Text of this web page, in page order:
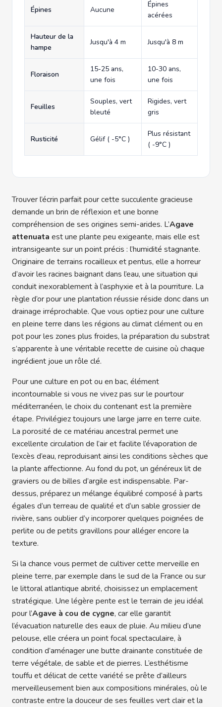
Épines Aucune
Épines
acérées
Hauteur de la
hampe
Jusqu'à 4 m Jusqu'à 8 m
Floraison
15-25 ans,
une fois
10-30 ans,
une fois
Feuilles
Souples, vert
bleuté
Rigides, vert
gris
Rusticité Gélif ( -5°C )
Plus résistant
( -9°C )
Trouver l’écrin parfait pour cette succulente gracieuse
demande un brin de réflexion et une bonne
compréhension de ses origines semi-arides. L’Agave
attenuata est une plante peu exigeante, mais elle est
intransigeante sur un point précis : l’humidité stagnante.
Originaire de terrains rocailleux et pentus, elle a horreur
d’avoir les racines baignant dans l’eau, une situation qui
conduit inexorablement à l’asphyxie et à la pourriture. La
règle d’or pour une plantation réussie réside donc dans un
drainage irréprochable. Que vous optiez pour une culture
en pleine terre dans les régions au climat clément ou en
pot pour les zones plus froides, la préparation du substrat
s’apparente à une véritable recette de cuisine où chaque
ingrédient joue un rôle clé.
Pour une culture en pot ou en bac, élément
incontournable si vous ne vivez pas sur le pourtour
méditerranéen, le choix du contenant est la première
étape. Privilégiez toujours une large jarre en terre cuite.
La porosité de ce matériau ancestral permet une
excellente circulation de l’air et facilite l’évaporation de
l’excès d’eau, reproduisant ainsi les conditions sèches que
la plante affectionne. Au fond du pot, un généreux lit de
graviers ou de billes d’argile est indispensable. Par-
dessus, préparez un mélange équilibré composé à parts
égales d’un terreau de qualité et d’un sable grossier de
rivière, sans oublier d’y incorporer quelques poignées de
perlite ou de petits gravillons pour alléger encore la
texture.
Si la chance vous permet de cultiver cette merveille en
pleine terre, par exemple dans le sud de la France ou sur
le littoral atlantique abrité, choisissez un emplacement
stratégique. Une légère pente est le terrain de jeu idéal
pour l’Agave à cou de cygne, car elle garantit
l’évacuation naturelle des eaux de pluie. Au milieu d’une
pelouse, elle créera un point focal spectaculaire, à
condition d’aménager une butte drainante constituée de
terre végétale, de sable et de pierres. L’esthétisme
touffu et délicat de cette variété se prête d’ailleurs
merveilleusement bien aux compositions minérales, où le
contraste entre la douceur de ses feuilles vert clair et la